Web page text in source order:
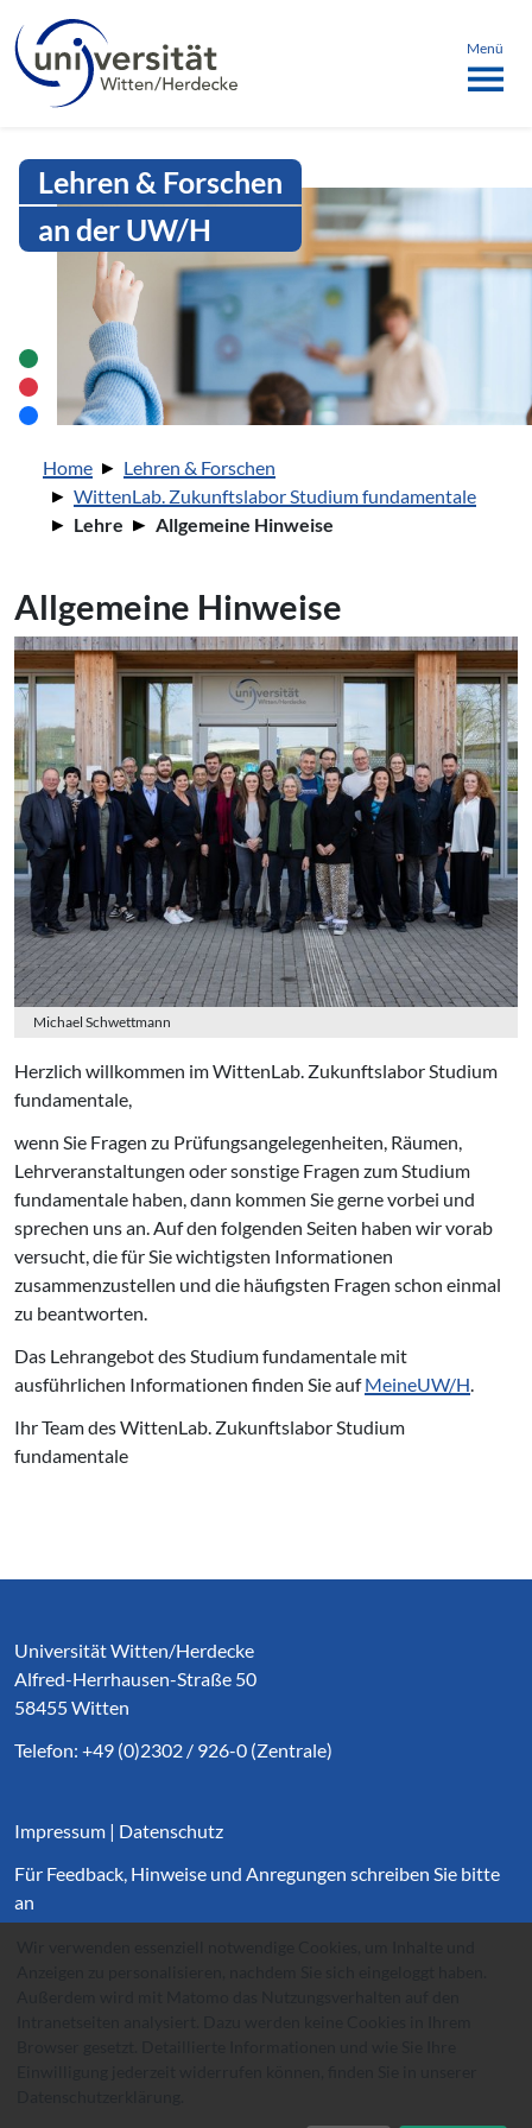
Intranet Uni WH | Allgemeine
Menü
Sprachmenü
schließen
Lehren & Forschen
an der UW/H
Sie sind hier:
Home
Lehren & Forschen
WittenLab. Zukunftslabor Studium fundamentale
Lehre
Allgemeine Hinweise
Allgemeine Hinweise
Michael Schwettmann
Herzlich willkommen im WittenLab. Zukunftslabor Studium
fundamentale,
wenn Sie Fragen zu Prüfungsangelegenheiten, Räumen,
Lehrveranstaltungen oder sonstige Fragen zum Studium
fundamentale haben, dann kommen Sie gerne vorbei und
sprechen uns an. Auf den folgenden Seiten haben wir vorab
versucht, die für Sie wichtigsten Informationen
zusammenzustellen und die häufigsten Fragen schon einmal
zu beantworten.
Das Lehrangebot des Studium fundamentale mit
ausführlichen Informationen finden Sie aufMeineUW/H.
Ihr Team des WittenLab. Zukunftslabor Studium
fundamentale
Universität Witten/Herdecke
Alfred-Herrhausen-Straße 50
58455 Witten
Telefon: +49 (0)2302 / 926-0 (Zentrale)
Impressum | Datenschutz
Für Feedback, Hinweise und Anregungen schreiben Sie bitte
an